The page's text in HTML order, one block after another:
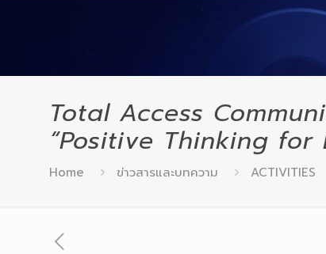
Total Access
“Positive Thinking for
Home ข่าวสารและบทความ ACTIVITIES